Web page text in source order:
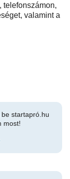
telefonszámon,
valamint a
startapró.hu
most!